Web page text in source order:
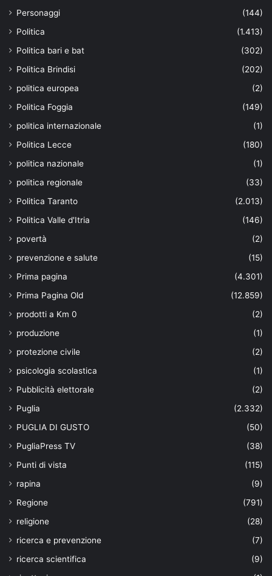
Personaggi
(144)
Politica
(1.413)
Politica bari e bat
(302)
Politica Brindisi
(202)
politica europea
(2)
Politica Foggia
(149)
politica internazionale
(1)
Politica Lecce
(180)
politica nazionale
(1)
politica regionale
(33)
Politica Taranto
(2.013)
Politica Valle d'Itria
(146)
povertà
(2)
prevenzione e salute
(15)
Prima pagina
(4.301)
Prima Pagina Old
(12.859)
prodotti a Km 0
(2)
produzione
(1)
protezione civile
(2)
psicologia scolastica
(1)
Pubblicità elettorale
(2)
Puglia
(2.332)
PUGLIA DI GUSTO
(50)
PugliaPress TV
(38)
Punti di vista
(115)
rapina
(9)
Regione
(791)
religione
(28)
ricerca e prevenzione
(7)
ricerca scientifica
(9)